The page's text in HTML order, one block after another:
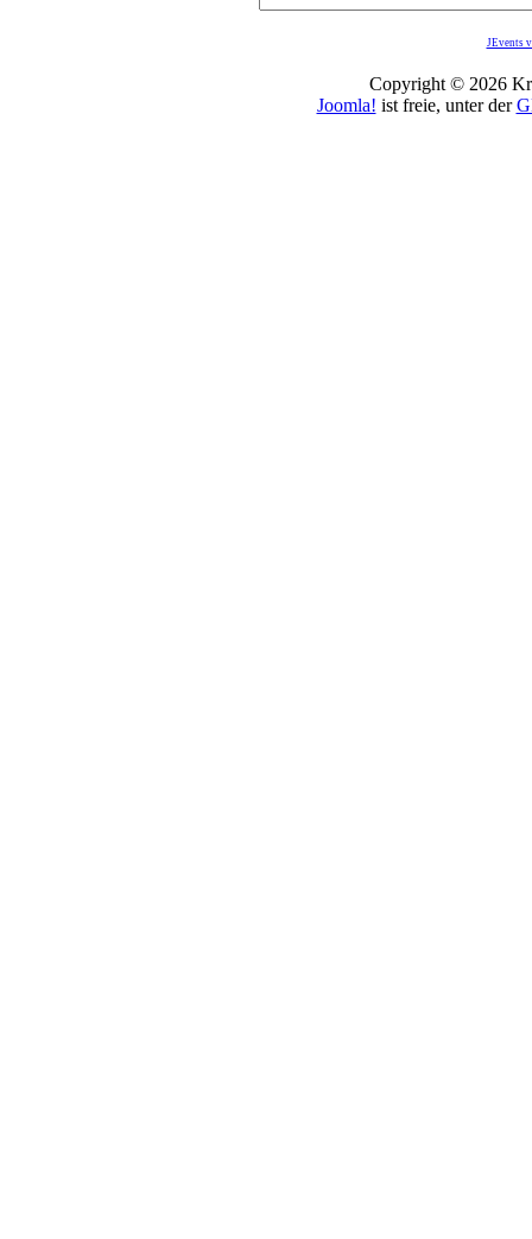
JEvents
Copyright © 2026
Joomla! ist freie, unter der